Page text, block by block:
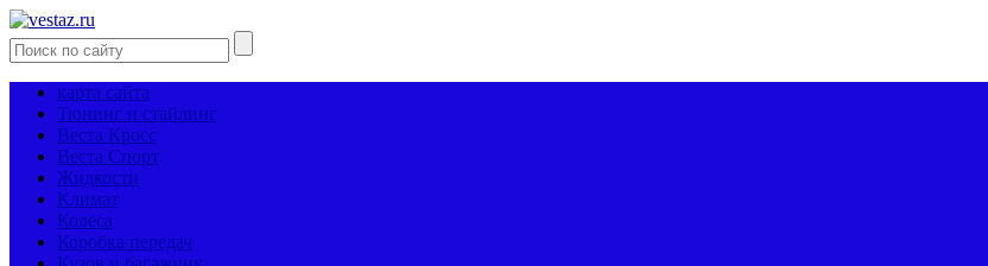
карта сайта
Тюнинг и стайлинг
Веста Кросс
Веста Спорт
Жидкости
Климат
Колеса
Коробка передач